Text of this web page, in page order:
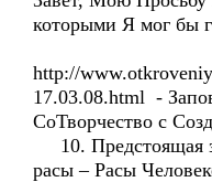
которыми Я мог бы
http://
17.03.08.html -
СоТворчество с
10. Предстоящая
расы – Расы